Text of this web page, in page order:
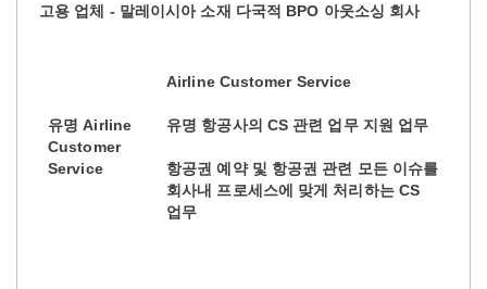
고용 업체 - 말레이시아 소재 다국적 BPO 아웃소싱 회사
유명 Airline
Customer
Service
Airline Customer Service
유명 항공사의 CS 관련 업무 지원 업무
항공권 예약 및 항공권 관련 모든 이슈를
회사내 프로세스에 맞게 처리하는 CS
업무